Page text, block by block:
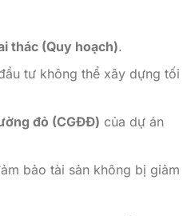
thác (Quy hoạch).
tư không thể xây dựng tối
đỏ (CGĐĐ) của dự án
bảo tài sản không bị giảm